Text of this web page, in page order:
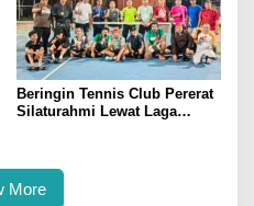
Beringin Tennis Club Pererat
Silaturahmi Lewat Laga
More